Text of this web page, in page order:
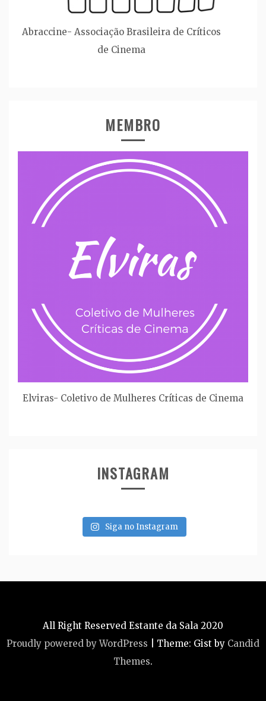
Abraccine- Associação Brasileira de Críticos
de Cinema
MEMBRO
Elviras- Coletivo de Mulheres Críticas de Cinema
INSTAGRAM
Siga no Instagram
All Right Reserved Estante da Sala 2020
Proudly powered by WordPress
Theme: Gist by Candid
Themes.